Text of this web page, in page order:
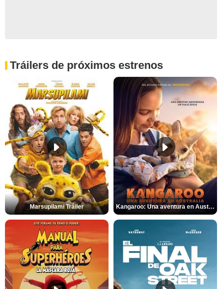
Tráilers de próximos estrenos
Marsupilami Tráiler Kangaroo: Una aventura en Australia Tráiler